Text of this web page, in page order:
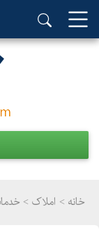
خانه > املاک >